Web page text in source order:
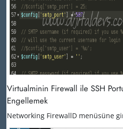
Virtualminin Firewall ile SSH
Engellemek
Networking FirewallD menüsüne